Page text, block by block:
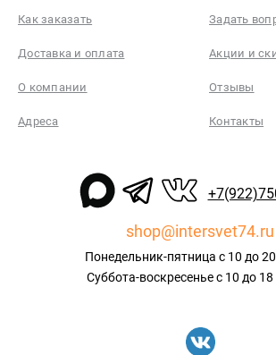
Как заказать Задать
Доставка и оплата Акции и
О компании Отзывы
Адреса Контакты
shop@intersvet74.ru
Понедельник-пятница с 10 до
Суббота-воскресенье с 10 до 18